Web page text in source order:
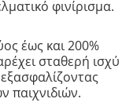
φινίρισμα.
έως και 200%
σταθερή ισχύ
παιχνιδιών.